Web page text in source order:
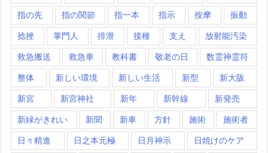
指の先 指の関節 指一本 指示 按摩 振動
捻挫 掌門人 排泄 接種 支え 放射能汚染
救急搬送 救急車 教科書 敬老の日 数霊神霊符
整体 新しい環境 新しい生活 新型 新大阪
新宮 新宮神社 新年 新幹線 新発売
新緑がきれい 新聞 新車 方針 施術 施術者
日々精進 日之本元極 日月神示 日焼けのケア